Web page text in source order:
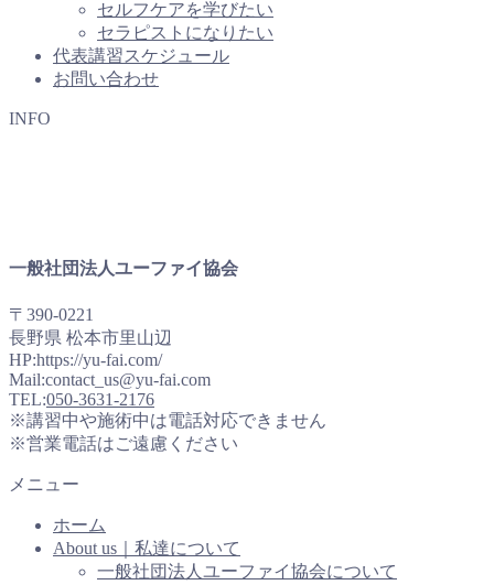
セルフケアを学びたい
セラピストになりたい
代表講習スケジュール
お問い合わせ
INFO
一般社団法人ユーファイ協会
〒390-0221
長野県 松本市里山辺
HP:https://yu-fai.com/
Mail:contact_us@yu-fai.com
TEL:050-3631-2176
※講習中や施術中は電話対応できません
※営業電話はご遠慮ください
メニュー
ホーム
About us｜私達について
一般社団法人ユーファイ協会について